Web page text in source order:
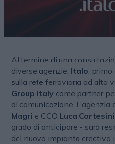
Al termine di una
diverse agenzie, Italo,
sulla rete ferroviaria ad alta
Group Italycome partner
di comunicazione. L’agenzia
Magri e CCO Luca Cortesini
grado di anticipare - sarà
del nuovo impianto creativo